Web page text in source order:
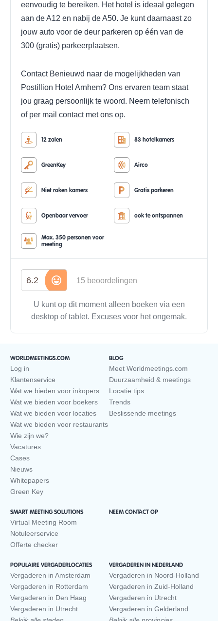
eenvoudig te bereiken. Het hotel is ideaal gelegen
aan de A12 en nabij de A50. Je kunt daarnaast zo
jouw auto voor de deur parkeren op één van de
300 (gratis) parkeerplaatsen.
ContactBenieuwd naar de mogelijkheden van
Postillion Hotel Arnhem? Ons ervaren team staat
jou graag persoonlijk te woord. Neem telefonisch
of per mail contact met ons op.
12 zalen 83 hotelkamers
GreenKey Airco
Niet roken kamers Gratis parkeren
Openbaar vervoer ook te ontspannen
Max. 350 personen voor
meeting
6.2 15 beoordelingen
U kunt op dit moment alleen boeken via een
desktop of tablet. Excuses voor het ongemak.
WORLDMEETINGS.COM
Log in
Klantenservice
Wat we bieden voor inkopers
Wat we bieden voor boekers
Wat we bieden voor locaties
Wat we bieden voor restaurants
Wie zijn we?
Vacatures
Cases
Nieuws
Whitepapers
Green Key
BLOG
Meet Worldmeetings.com
Duurzaamheid & meetings
Locatie tips
Trends
Beslissende meetings
SMART MEETING SOLUTIONS
Virtual Meeting Room
Notuleerservice
Offerte checker
NEEM CONTACT OP
POPULAIRE VERGADERLOCATIES
Vergaderen in Amsterdam
Vergaderen in Rotterdam
Vergaderen in Den Haag
Vergaderen in Utrecht
VERGADEREN IN NEDERLAND
Vergaderen in Noord-Holland
Vergaderen in Zuid-Holland
Vergaderen in Utrecht
Vergaderen in Gelderland